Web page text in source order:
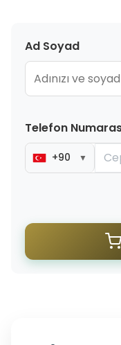
Ad Soyad
Telefon
+90 ▼